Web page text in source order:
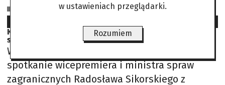
Cezary Goliński na podst.: uinp.gov.ua, tsn.ua, suspilne.media, unian.ua,
Kijów szuka porozumienia z Warszawą? W piątek
spotkanie szefów dyplomacji
W piątek w Warszawie planowane jest
spotkanie wicepremiera i ministra spraw
zagranicznych Radosława Sikorskiego z
w ustawieniach przeglądarki.
Rozumiem